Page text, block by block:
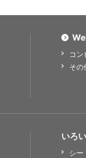
コ
その
いろ
シー